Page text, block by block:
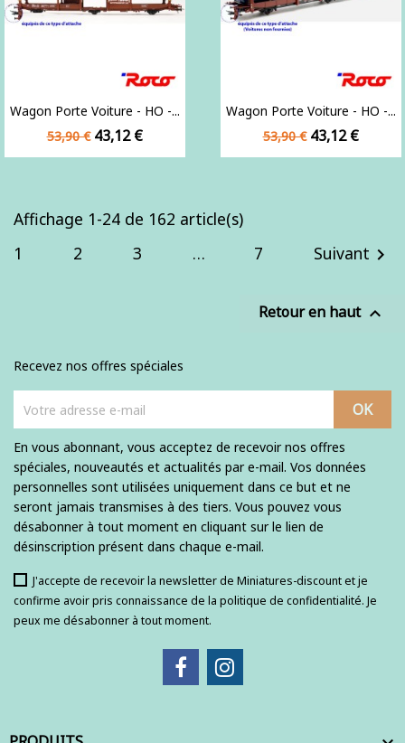
Wagon Porte Voiture - HO -...
Prix
de
53,90 € Prix
43,12 €
Wagon Porte Voiture - HO -...
Prix
de
53,90 € Prix
43,12 €
Affichage 1-24 de 162 article(s)
1
2 3 … 7 Suivant 
Retour en haut 
Recevez nos offres spéciales
En vous abonnant, vous acceptez de recevoir nos offres
spéciales, nouveautés et actualités par e-mail. Vos données
personnelles sont utilisées uniquement dans ce but et ne
seront jamais transmises à des tiers. Vous pouvez vous
désabonner à tout moment en cliquant sur le lien de
désinscription présent dans chaque e-mail.
J'accepte de recevoir la newsletter de Miniatures-discount et je
confirme avoir pris connaissance de la politique de confidentialité. Je
peux me désabonner à tout moment.